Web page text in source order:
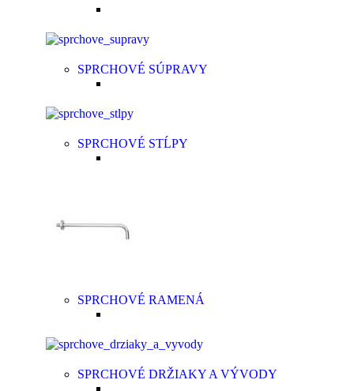
SPRCHOVÉ SÚPRAVY
SPRCHOVÉ STĹPY
SPRCHOVÉ RAMENÁ
SPRCHOVÉ DRŽIAKY A VÝVODY